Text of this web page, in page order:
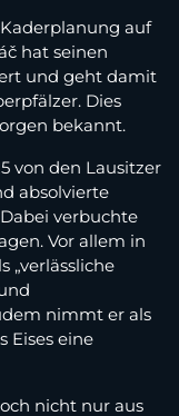
auf
hat seinen
und geht damit
Dies
bekannt.
von den Lausitzer
absolvierte
verbuchte
Vor allem in
„verlässliche
nimmt er als
Eises eine
nicht nur aus